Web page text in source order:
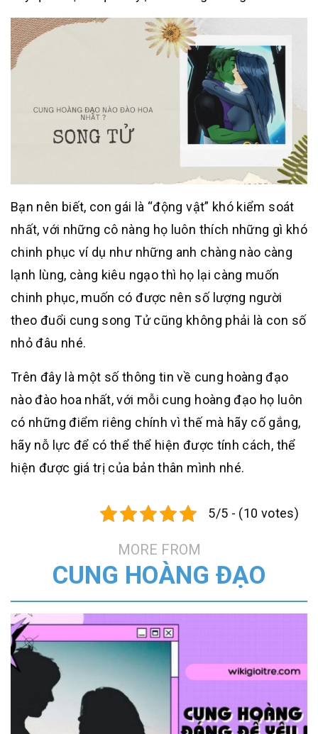
Bạn nên biết, con gái là “động vật” khó kiểm soát
nhất, với những cô nàng họ luôn thích những gì khó
chinh phục ví dụ như những anh chàng nào càng
lạnh lùng, càng kiêu ngạo thì họ lại càng muốn
chinh phục, muốn có được nên số lượng người
theo đuổi cung song Tử cũng không phải là con số
nhỏ đâu nhé.
Trên đây là một số thông tin về cung hoàng đạo
nào đào hoa nhất, với mỗi cung hoàng đạo họ luôn
có những điểm riêng chính vì thế mà hãy cố gắng,
hãy nỗ lực để có thể thể hiện được tính cách, thể
hiện được giá trị của bản thân mình nhé.
5/5 - (10 votes)
MORE FROM
CUNG HOÀNG ĐẠO